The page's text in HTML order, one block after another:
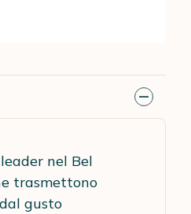
nel Bel
trasmettono
gusto